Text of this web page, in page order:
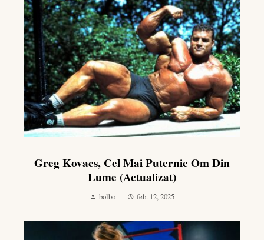
Greg Kovacs, Cel Mai Puternic Om Din
Lume (actualizat)
bolbo feb. 12, 2025